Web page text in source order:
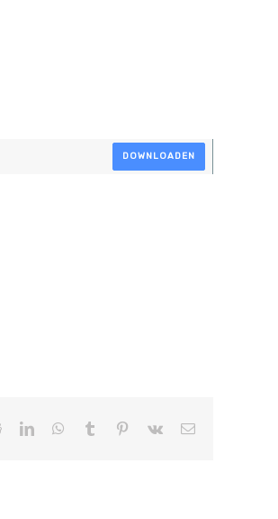
DOWNLOADEN
RedditLinkedInWhatsApp
Tumblr Pinterest
Vk
E-